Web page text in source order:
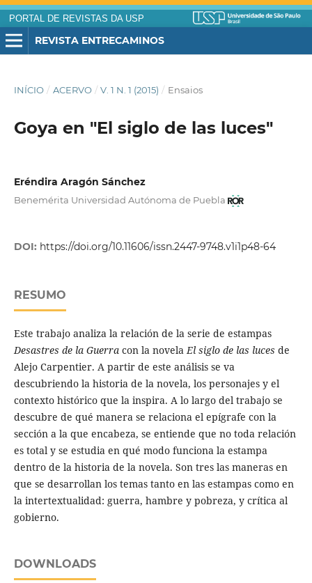
PORTAL DE REVISTAS DA USP
REVISTA ENTRECAMINOS
INÍCIO / ACERVO / V. 1 N. 1 (2015) / Ensaios
Goya en "El siglo de las luces"
Eréndira Aragón Sánchez
Benemérita Universidad Autónoma de Puebla
DOI: https://doi.org/10.11606/issn.2447-9748.v1i1p48-64
RESUMO
Este trabajo analiza la relación de la serie de estampas
Desastres de la Guerra con la novelaEl siglo de las luces de
Alejo Carpentier. A partir de este análisis se va
descubriendo la historia de la novela, los personajes y el
contexto histórico que la inspira. A lo largo del trabajo se
descubre de qué manera se relaciona el epígrafe con la
sección a la que encabeza, se entiende que no toda relación
es total y se estudia en qué modo funciona la estampa
dentro de la historia de la novela. Son tres las maneras en
que se desarrollan los temas tanto en las estampas como en
la intertextualidad: guerra, hambre y pobreza, y crítica al
gobierno.
DOWNLOADS